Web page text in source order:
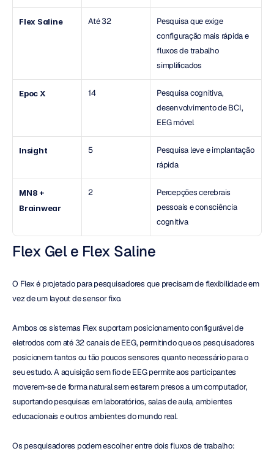
Flex Saline Até 32
Pesquisa que exige
configuração mais rápida e
fluxos de trabalho
simplificados
Epoc X 14
Pesquisa cognitiva,
desenvolvimento de BCI,
EEG móvel
Insight 5
Pesquisa leve e implantação
rápida
MN8 +
Brainwear
2
Percepções cerebrais
pessoais e consciência
cognitiva
Flex Gel e Flex Saline
O Flex é projetado para pesquisadores que precisam de flexibilidade em
vez de um layout de sensor fixo.
Ambos os sistemas Flex suportam posicionamento configurável de
eletrodos com até 32 canais de EEG, permitindo que os pesquisadores
posicionem tantos ou tão poucos sensores quanto necessário para o
seu estudo. A aquisição sem fio de EEG permite aos participantes
moverem-se de forma natural sem estarem presos a um computador,
suportando pesquisas em laboratórios, salas de aula, ambientes
educacionais e outros ambientes do mundo real.
Os pesquisadores podem escolher entre dois fluxos de trabalho: